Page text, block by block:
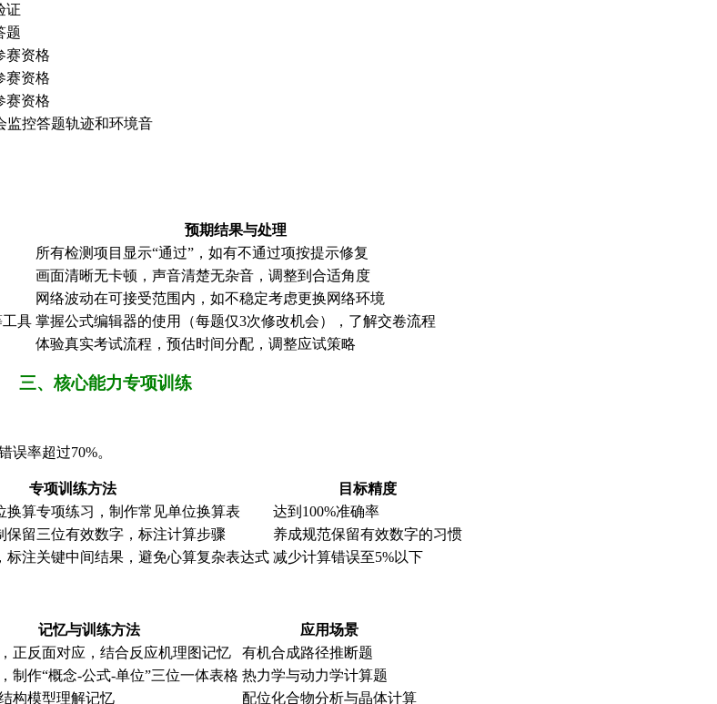
证
题
赛资格
赛资格
赛资格
监控答题轨迹和环境音
预期结果与处理
所有检测项目显示“通过”，如有不通过项按提示修复
画面清晰无卡顿，声音清楚无杂音，调整到合适角度
网络波动在可接受范围内，如不稳定考虑更换网络环境
具 掌握公式编辑器的使用（每题仅3次修改机会），了解交卷流程
体验真实考试流程，预估时间分配，调整应试策略
三、核心能力专项训练
率超过70%。
专项训练方法
目标精度
换算专项练习，制作常见单位换算表
达到100%准确率
保留三位有效数字，标注计算步骤
养成规范保留有效数字的习惯
标注关键中间结果，避免心算复杂表达式 减少计算错误至5%以下
记忆与训练方法
应用场景
正反面对应，结合反应机理图记忆
有机合成路径推断题
制作“概念-公式-单位”三位一体表格 热力学与动力学计算题
构模型理解记忆 配位化合物分析与晶体计算